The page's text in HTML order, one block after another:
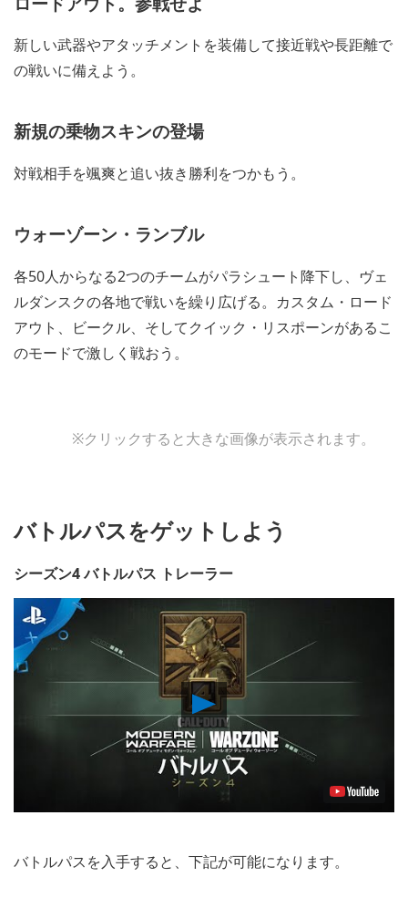
新しい武器やアタッチメントを装備して接近戦や長距離で
の戦いに備えよう。
新規の乗物スキンの登場
対戦相手を颯爽と追い抜き勝利をつかもう。
ウォーゾーン・ランブル
各50人からなる2つのチームがパラシュート降下し、ヴェ
ルダンスクの各地で戦いを繰り広げる。カスタム・ロード
アウト、ビークル、そしてクイック・リスポーンがあるこ
のモードで激しく戦おう。
※クリックすると大きな画像が表示されます。
バトルパスをゲットしよう
シーズン4 バトルパス トレーラー
Play
Video
バトルパスを入手すると、下記が可能になります。